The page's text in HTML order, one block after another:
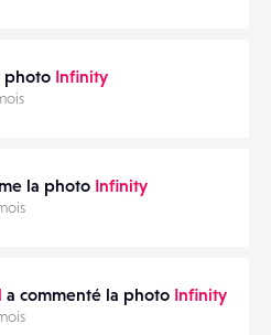
photo Infinity
la photo Infinity
a commenté la photo Infinity